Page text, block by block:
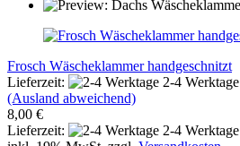
Frosch Wäscheklammer handgeschnitzt
Lieferzeit:
2-4 Werktage
(Ausland abweichend)
8,00 €
Lieferzeit:
2-4 Werktage